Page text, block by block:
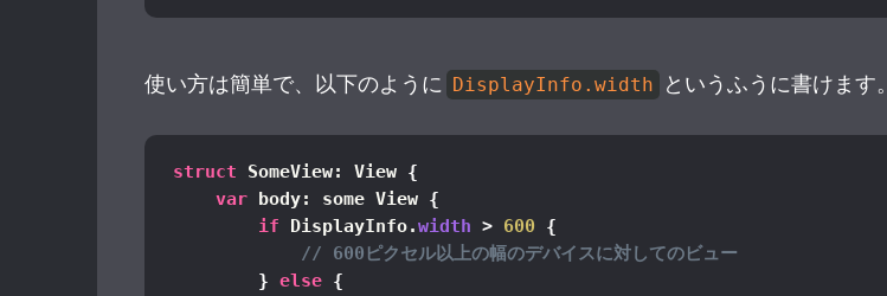
使い方は簡単で、以下のように DisplayInfo.width というふうに書けます。
struct SomeView: View {
var body: some View {
if DisplayInfo.width > 600
{
// 600ピクセル以上の幅のデバイスに対してのビュー
} else {